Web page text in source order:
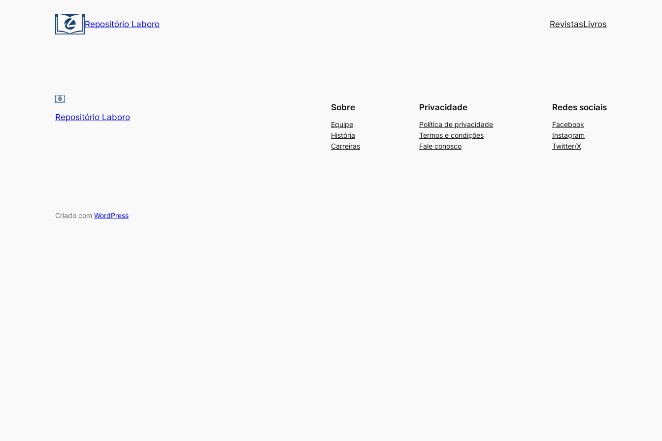
Repositório Laboro RevistasLivros
Repositório Laboro
Sobre
Equipe
História
Carreiras
Privacidade
Política de privacidade
Termos e condições
Fale conosco
Redes sociais
Facebook
Instagram
Twitter/X
Criado com WordPress